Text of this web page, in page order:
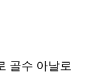
골수 아날로